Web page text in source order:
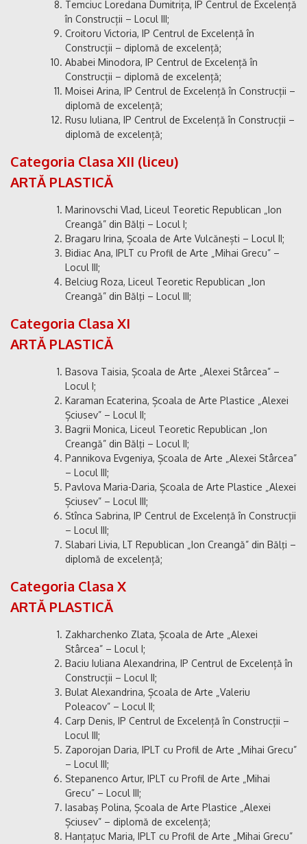
Temciuc Loredana Dumitrița, IP Centrul de Excelență
în Construcții – Locul III;
Croitoru Victoria, IP Centrul de Excelență în
Construcții – diplomă de excelență;
Ababei Minodora, IP Centrul de Excelență în
Construcții – diplomă de excelență;
Moisei Arina, IP Centrul de Excelență în Construcții –
diplomă de excelență;
Rusu Iuliana, IP Centrul de Excelență în Construcții –
diplomă de excelență;
Categoria Clasa XII (liceu)
ARTĂ PLASTICĂ
Marinovschi Vlad, Liceul Teoretic Republican „Ion
Creangă” din Bălţi – Locul I;
Bragaru Irina, Școala de Arte Vulcănești – Locul II;
Bidiac Ana, IPLT cu Profil de Arte „Mihai Grecu” –
Locul III;
Belciug Roza, Liceul Teoretic Republican „Ion
Creangă” din Bălţi – Locul III;
Categoria Clasa XI
ARTĂ PLASTICĂ
Basova Taisia, Școala de Arte „Alexei Stârcea” –
Locul I;
Karaman Ecaterina, Școala de Arte Plastice „Alexei
Șciusev” – Locul II;
Bagrii Monica, Liceul Teoretic Republican „Ion
Creangă” din Bălţi – Locul II;
Pannikova Evgeniya, Școala de Arte „Alexei Stârcea”
– Locul III;
Pavlova Maria-Daria, Școala de Arte Plastice „Alexei
Șciusev” – Locul III;
Stînca Sabrina, IP Centrul de Excelență în Construcții
– Locul III;
Slabari Livia, LT Republican „Ion Creangă” din Bălţi –
diplomă de excelență;
Categoria Clasa X
ARTĂ PLASTICĂ
Zakharchenko Zlata, Școala de Arte „Alexei
Stârcea” – Locul I;
Baciu Iuliana Alexandrina, IP Centrul de Excelență în
Construcții – Locul II;
Bulat Alexandrina, Școala de Arte „Valeriu
Poleacov” – Locul II;
Carp Denis, IP Centrul de Excelență în Construcții –
Locul III;
Zaporojan Daria, IPLT cu Profil de Arte „Mihai Grecu”
– Locul III;
Stepanenco Artur, IPLT cu Profil de Arte „Mihai
Grecu” – Locul III;
Iasabaș Polina, Școala de Arte Plastice „Alexei
Șciusev” – diplomă de excelență;
Hanțațuc Maria, IPLT cu Profil de Arte „Mihai Grecu”